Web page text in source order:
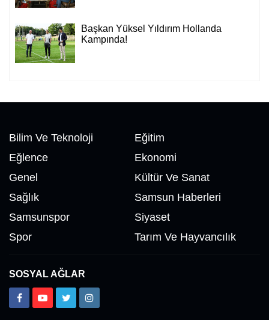
Başkan Yüksel Yıldırım Hollanda
Kampında!
Bilim Ve Teknoloji
Eğitim
Eğlence
Ekonomi
Genel
Kültür Ve Sanat
Sağlık
Samsun Haberleri
Samsunspor
Siyaset
Spor
Tarım Ve Hayvancılık
SOSYAL AĞLAR